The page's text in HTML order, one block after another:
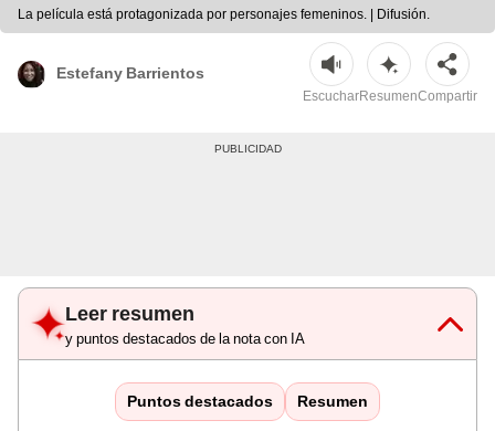
La película está protagonizada por personajes femeninos. | Difusión.
Estefany Barrientos
EscucharResumenCompartir
Leer resumen
y puntos destacados de la nota con IA
Puntos destacados Resumen